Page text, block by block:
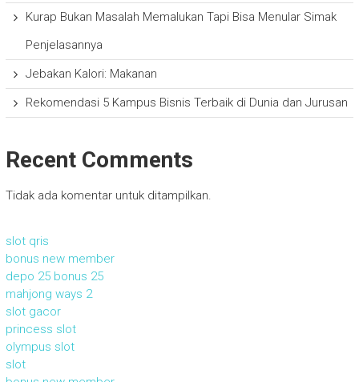
Kurap Bukan Masalah Memalukan Tapi Bisa Menular Simak
Penjelasannya
Jebakan Kalori: Makanan
Rekomendasi 5 Kampus Bisnis Terbaik di Dunia dan Jurusan
Recent Comments
Tidak ada komentar untuk ditampilkan.
slot qris
bonus new member
depo 25 bonus 25
mahjong ways 2
slot gacor
princess slot
olympus slot
slot